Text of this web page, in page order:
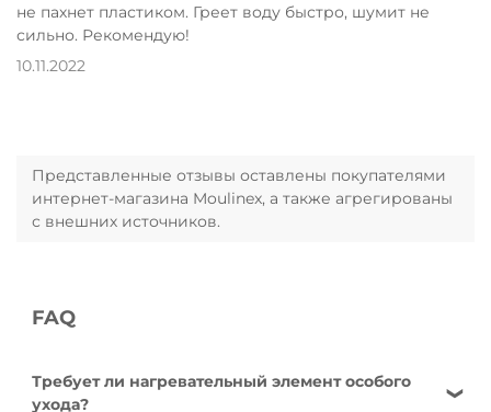
не пахнет пластиком. Греет воду быстро, шумит не
сильно. Рекомендую!
10.11.2022
Представленные отзывы оставлены покупателями
интернет-магазина Moulinex, а также агрегированы
с внешних источников.
FAQ
Требует ли нагревательный элемент особого
ухода?